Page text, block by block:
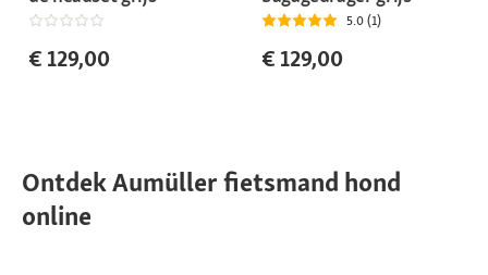
€ 129,00
5.0 (1)
€ 129,00
Ontdek Aumüller fietsmand hond
online